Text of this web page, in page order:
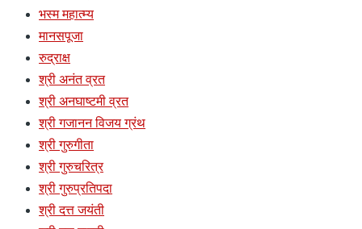
भस्म महात्म्य
मानसपूजा
रुद्राक्ष
श्री अनंत व्रत
श्री अनघाष्टमी व्रत
श्री गजानन विजय ग्रंथ
श्री गुरुगीता
श्री गुरुचरित्र
श्री गुरुप्रतिपदा
श्री दत्त जयंती